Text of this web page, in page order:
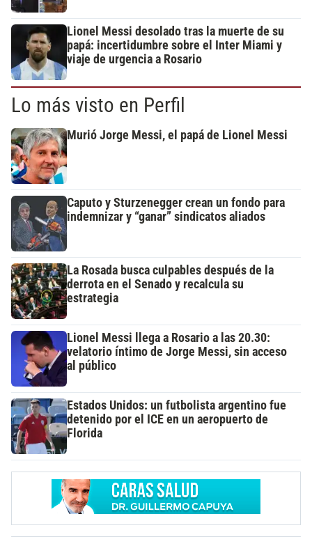
Lionel Messi desolado tras la muerte de su
papá: incertidumbre sobre el Inter Miami y
viaje de urgencia a Rosario
Lo más visto en Perfil
Murió Jorge Messi, el papá de Lionel Messi
Caputo y Sturzenegger crean un fondo para
indemnizar y “ganar” sindicatos aliados
La Rosada busca culpables después de la
derrota en el Senado y recalcula su
estrategia
Lionel Messi llega a Rosario a las 20.30:
velatorio íntimo de Jorge Messi, sin acceso
al público
Estados Unidos: un futbolista argentino fue
detenido por el ICE en un aeropuerto de
Florida